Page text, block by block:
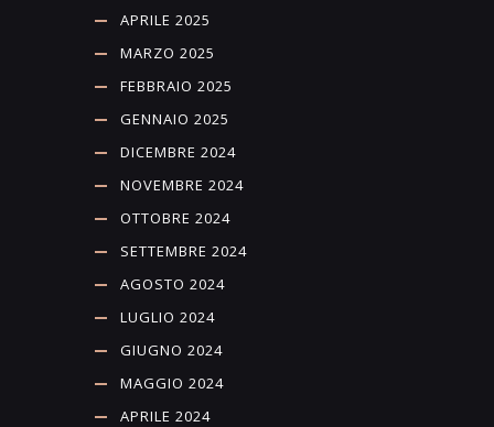
APRILE 2025
MARZO 2025
FEBBRAIO 2025
GENNAIO 2025
DICEMBRE 2024
NOVEMBRE 2024
OTTOBRE 2024
SETTEMBRE 2024
AGOSTO 2024
LUGLIO 2024
GIUGNO 2024
MAGGIO 2024
APRILE 2024